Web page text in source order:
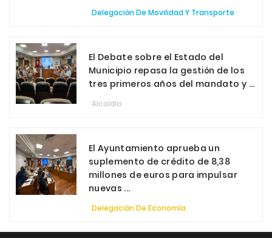
Delegación De Movilidad Y Transporte
El Debate sobre el Estado del
Municipio repasa la gestión de los
tres primeros años del mandato y ...
Alcaldía
El Ayuntamiento aprueba un
suplemento de crédito de 8,38
millones de euros para impulsar
nuevas ...
Delegación De Economía